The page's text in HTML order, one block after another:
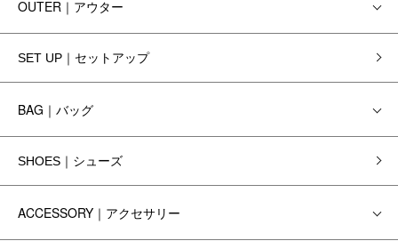
OUTER｜アウター
SET UP｜セットアップ
BAG｜バッグ
SHOES｜シューズ
ACCESSORY｜アクセサリー